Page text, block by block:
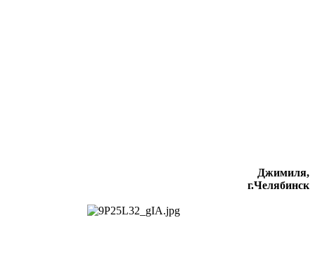
Джимиля,
г.Челябинск